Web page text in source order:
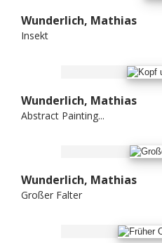
Wunderlich, Mathias
Insekt
Wunderlich, Mathias
Abstract Painting...
Wunderlich, Mathias
Großer Falter